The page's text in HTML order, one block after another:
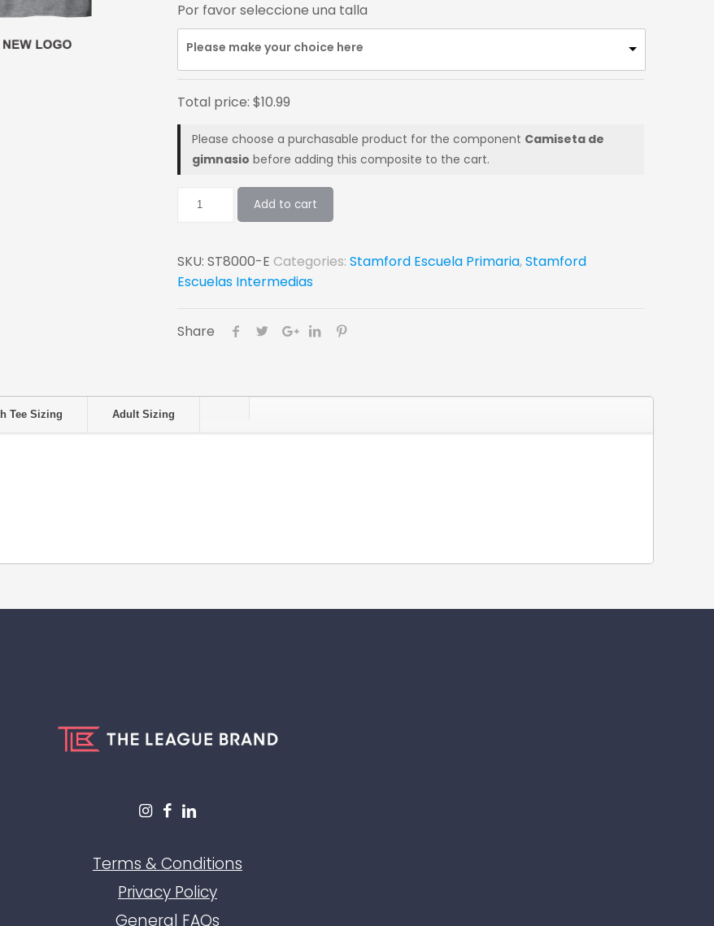
Por favor seleccione una talla
Please make your choice here
Total price: $10.99
Please choose a purchasable product for the component Camiseta de
gimnasio before adding this composite to the cart.
Add to cart
SKU: ST8000-E Categories: Stamford Escuela Primaria,Stamford
Escuelas Intermedias
Share
Tee Sizing Adult Sizing
Terms & Conditions
Privacy Policy
General FAQs